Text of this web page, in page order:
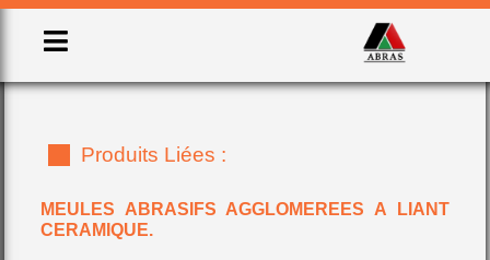
Produits Liées :
MEULES ABRASIFS AGGLOMEREES A LIANT
CERAMIQUE.